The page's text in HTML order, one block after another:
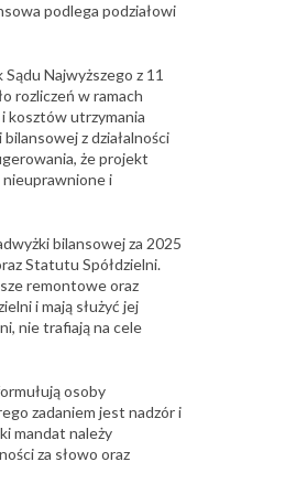
podlega podziałowi
Najwyższego z 11
rozliczeń w ramach
kosztów utrzymania
z działalności
że projekt
nieuprawnione i
bilansowej za 2025
Statutu Spółdzielni.
remontowe oraz
i mają służyć jej
nie trafiają na cele
osoby
zadaniem jest nadzór i
mandat należy
za słowo oraz